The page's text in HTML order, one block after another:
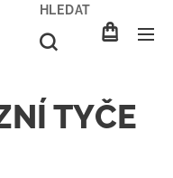
HLEDAT
TYČE